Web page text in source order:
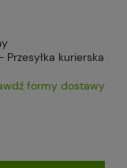
- Przesyłka kurierska
formy dostawy